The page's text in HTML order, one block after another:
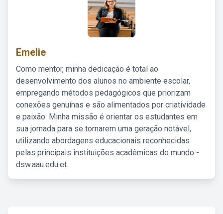
Emelie
Como mentor, minha dedicação é total ao
desenvolvimento dos alunos no ambiente escolar,
empregando métodos pedagógicos que priorizam
conexões genuínas e são alimentados por criatividade
e paixão. Minha missão é orientar os estudantes em
sua jornada para se tornarem uma geração notável,
utilizando abordagens educacionais reconhecidas
pelas principais instituições acadêmicas do mundo -
dsw.aau.edu.et.